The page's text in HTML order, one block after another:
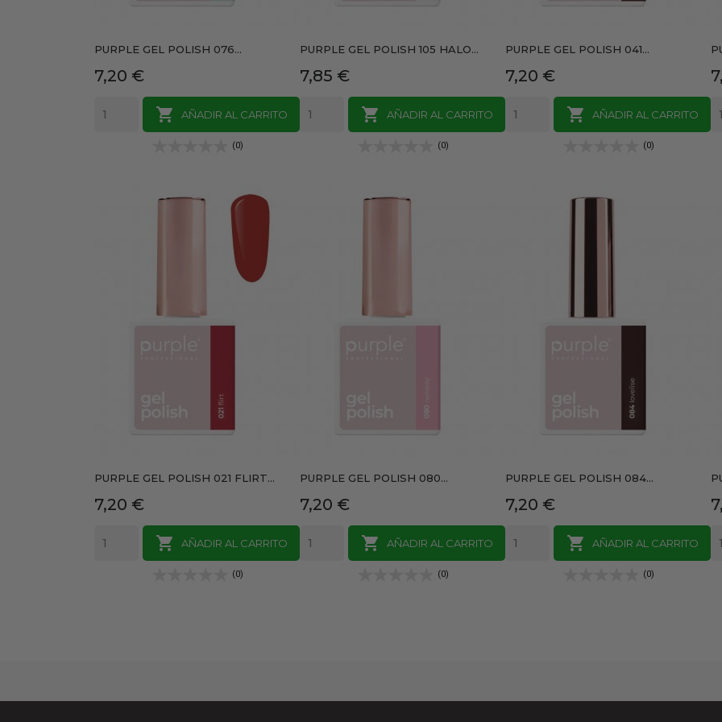
PURPLE GEL POLISH 076...
Precio
7,20 €

AÑADIR AL CARRITO
(0)
PURPLE GEL POLISH 105 HALO...
Precio
7,85 €

AÑADIR AL CARRITO
(0)
PURPLE GEL POLISH 041...
Precio
7,20 €

AÑADIR AL CARRITO
(0)
PURPLE GEL POLISH 021 FLIRT...
Precio
7,20 €

AÑADIR AL CARRITO
(0)
PURPLE GEL POLISH 080...
Precio
7,20 €

AÑADIR AL CARRITO
(0)
PURPLE GEL POLISH 084...
Precio
7,20 €

AÑADIR AL CARRITO
(0)